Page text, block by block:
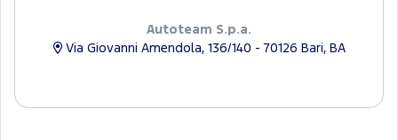
Autoteam S.p.a.
Via Giovanni Amendola, 136/140 - 70126 Bari, BA